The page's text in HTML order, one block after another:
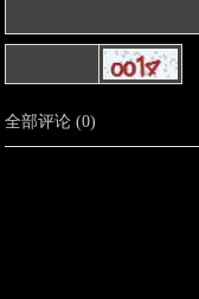
全部评论 (0)